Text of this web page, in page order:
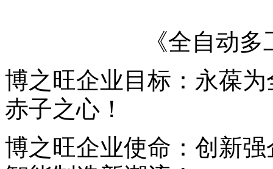
《全自动
博之旺企业目标：永葆
赤子之心！
博之旺企业使命：创新